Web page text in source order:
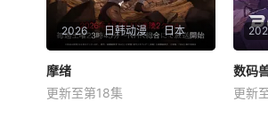
2026 日韩动漫 日本
摩绪
梶裕贵
摩绪
更新至第18集
数
数码
更新